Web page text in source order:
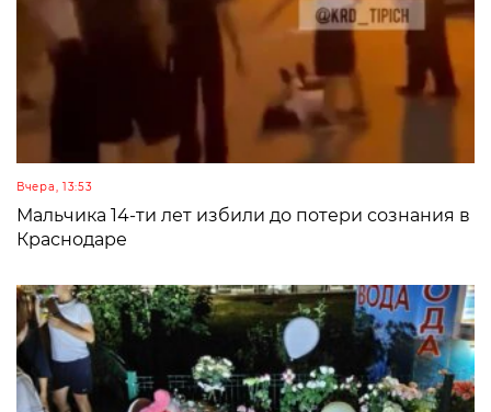
Вчера, 13:53
Мальчика 14-ти лет избили до потери сознания в
Краснодаре